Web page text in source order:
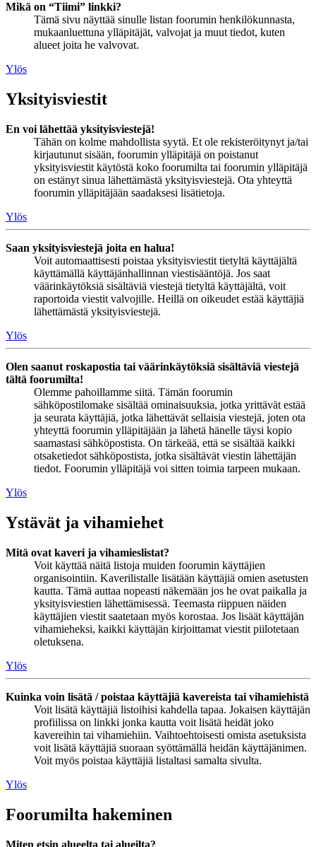
Mikä on “Tiimi” linkki?
Tämä sivu näyttää sinulle listan foorumin henkilökunnasta,
mukaanluettuna ylläpitäjät, valvojat ja muut tiedot, kuten
alueet joita he valvovat.
Ylös
Yksityisviestit
En voi lähettää yksityisviestejä!
Tähän on kolme mahdollista syytä. Et ole rekisteröitynyt ja/tai
kirjautunut sisään, foorumin ylläpitäjä on poistanut
yksityisviestit käytöstä koko foorumilta tai foorumin ylläpitäjä
on estänyt sinua lähettämästä yksityisviestejä. Ota yhteyttä
foorumin ylläpitäjään saadaksesi lisätietoja.
Ylös
Saan yksityisviestejä joita en halua!
Voit automaattisesti poistaa yksityisviestit tietyltä käyttäjältä
käyttämällä käyttäjänhallinnan viestisääntöjä. Jos saat
väärinkäytöksiä sisältäviä viestejä tietyltä käyttäjältä, voit
raportoida viestit valvojille. Heillä on oikeudet estää käyttäjiä
lähettämästä yksityisviestejä.
Ylös
Olen saanut roskapostia tai väärinkäytöksiä sisältäviä viestejä
tältä foorumilta!
Olemme pahoillamme siitä. Tämän foorumin
sähköpostilomake sisältää ominaisuuksia, jotka yrittävät estää
ja seurata käyttäjiä, jotka lähettävät sellaisia viestejä, joten ota
yhteyttä foorumin ylläpitäjään ja lähetä hänelle täysi kopio
saamastasi sähköpostista. On tärkeää, että se sisältää kaikki
otsaketiedot sähköpostista, jotka sisältävät viestin lähettäjän
tiedot. Foorumin ylläpitäjä voi sitten toimia tarpeen mukaan.
Ylös
Ystävät ja vihamiehet
Mitä ovat kaveri ja vihamieslistat?
Voit käyttää näitä listoja muiden foorumin käyttäjien
organisointiin. Kaverilistalle lisätään käyttäjiä omien asetusten
kautta. Tämä auttaa nopeasti näkemään jos he ovat paikalla ja
yksityisviestien lähettämisessä. Teemasta riippuen näiden
käyttäjien viestit saatetaan myös korostaa. Jos lisäät käyttäjän
vihamieheksi, kaikki käyttäjän kirjoittamat viestit piilotetaan
oletuksena.
Ylös
Kuinka voin lisätä / poistaa käyttäjiä kavereista tai vihamiehistä
Voit lisätä käyttäjiä listoihisi kahdella tapaa. Jokaisen käyttäjän
profiilissa on linkki jonka kautta voit lisätä heidät joko
kavereihin tai vihamiehiin. Vaihtoehtoisesti omista asetuksista
voit lisätä käyttäjiä suoraan syöttämällä heidän käyttäjänimen.
Voit myös poistaa käyttäjiä listaltasi samalta sivulta.
Ylös
Foorumilta hakeminen
Miten etsin alueelta tai alueilta?